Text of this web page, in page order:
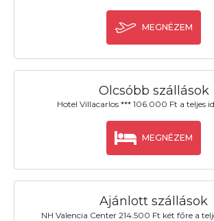
MEGNÉZEM
Olcsóbb szállások
Hotel Villacarlos *** 106.000 Ft a teljes
MEGNÉZEM
Ajánlott szállások
NH Valencia Center 214.500 Ft két főre a